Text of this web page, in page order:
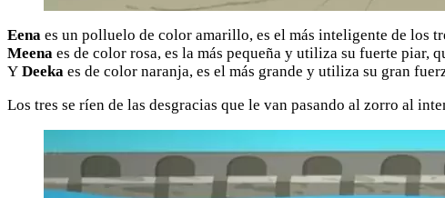
Eena es un polluelo de color amarillo, es el más inteligente de los
Meena es de color rosa, es la más pequeña y utiliza su fuerte piar,
Y Deeka es de color naranja, es el más grande y utiliza su gran
Los tres se ríen de las desgracias que le van pasando al zorro al